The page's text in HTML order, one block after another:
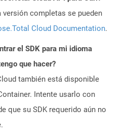
versión completas se pueden
Cloud Documentation.
el SDK para mi idioma
que hacer?
también está disponible
Intente usarlo con
que su SDK requerido aún no